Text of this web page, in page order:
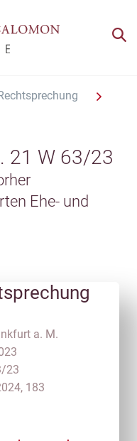
21 W 63/23
Ehe- und
a. M.
23
183